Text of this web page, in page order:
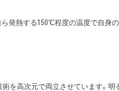
発熱する150℃程度の温度で自身
術を高次元で両立させています。